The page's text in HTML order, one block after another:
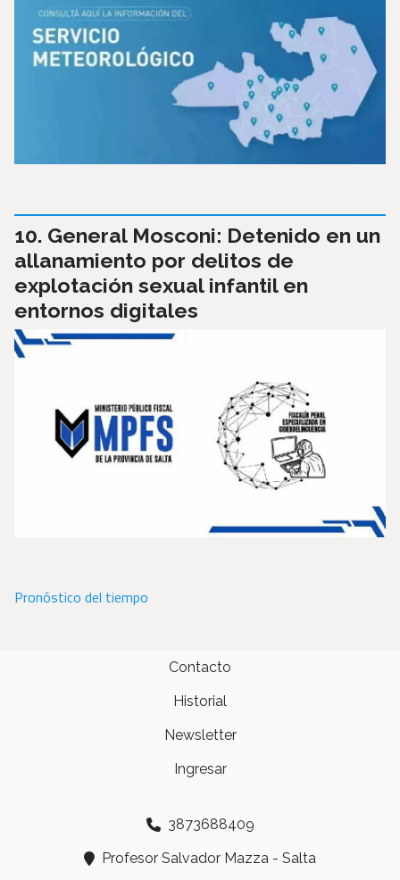
General Mosconi: Detenido en un
allanamiento por delitos de
explotación sexual infantil en
entornos digitales
Pronóstico del tiempo
Contacto
Historial
Newsletter
Ingresar
3873688409
Profesor Salvador Mazza - Salta